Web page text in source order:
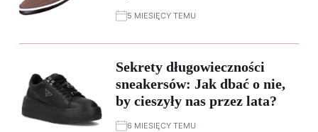
5 MIESIĘCY TEMU
Sekrety długowieczności
sneakersów: Jak dbać o nie,
by cieszyły nas przez lata?
6 MIESIĘCY TEMU